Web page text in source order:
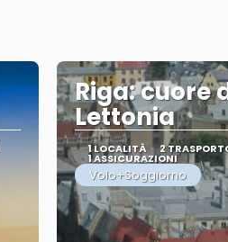
Riga: cuore
Lettonia
1 LOCALITÀ 2
1 ASSICURAZIONI
Volo+Soggiorno